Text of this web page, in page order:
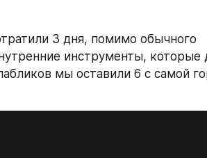
3 дня, помимо обычного
инструменты, которые
мы оставили 6 с самой